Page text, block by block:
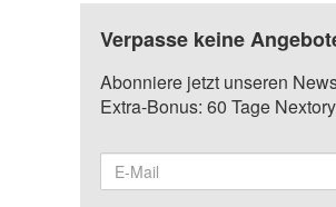
Verpasse keine
Abonniere jetzt unseren
Extra-Bonus: 60 Tage